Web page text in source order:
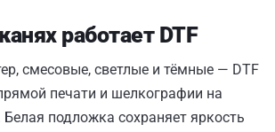
работает DTF
смесовые, светлые и тёмные — DTF
печати и шелкографии на
подложка сохраняет яркость